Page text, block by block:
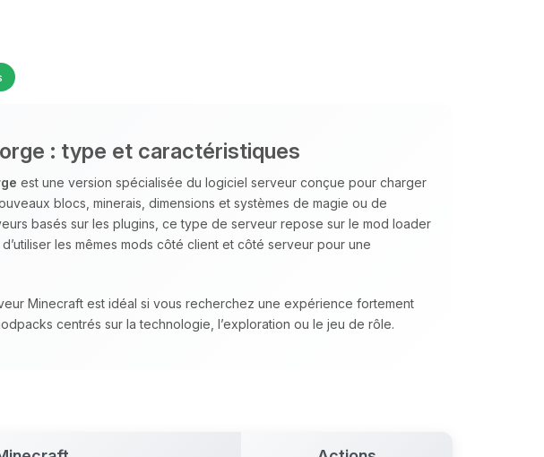
: type et caractéristiques
est une version spécialisée du logiciel serveur conçue pour charger
blocs, minerais, dimensions et systèmes de magie ou de
basés sur les plugins, ce type de serveur repose sur le mod loader
les mêmes mods côté client et côté serveur pour une
Minecraft est idéal si vous recherchez une expérience fortement
centrés sur la technologie, l’exploration ou le jeu de rôle.